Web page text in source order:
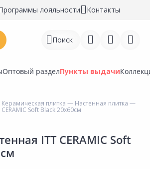
лояльности Контакты
Поиск
Регистрация
Перейти к сравнению
Оптовый разделПункты выдачи
Керамическая плитка — Настенная плитка —
Soft Black 20х60см
ITT CERAMIC Soft